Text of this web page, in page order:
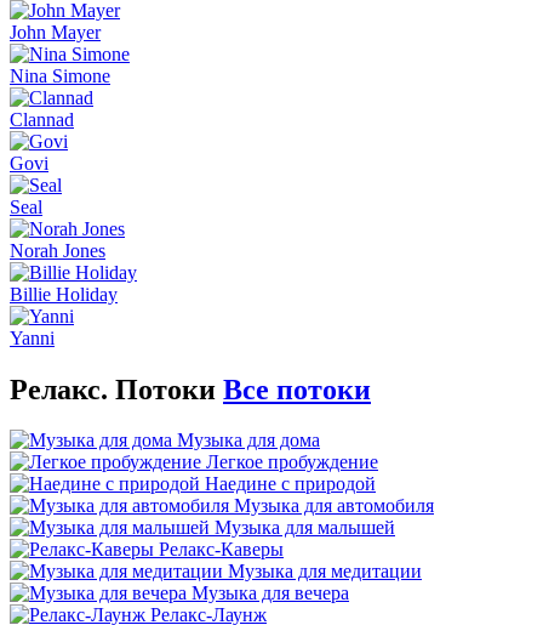
John Mayer
Nina Simone
Clannad
Govi
Seal
Norah Jones
Billie Holiday
Yanni
Релакс. Потоки Все потоки
Музыка для дома
Легкое пробуждение
Наедине с природой
Музыка для автомобиля
Музыка для малышей
Релакс-Каверы
Музыка для медитации
Музыка для вечера
Релакс-Лаунж